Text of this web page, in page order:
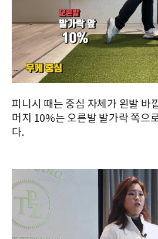
피니시 때는 중심 자체가 왼발 바
머지 10%는 오른발 발가락 쪽으
다.